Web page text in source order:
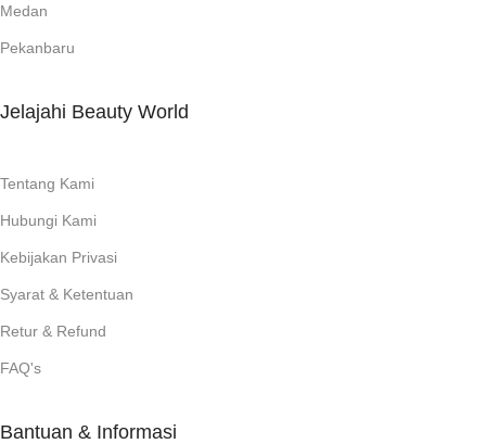
Medan
Pekanbaru
Jelajahi Beauty World
Tentang Kami
Hubungi Kami
Kebijakan Privasi
Syarat & Ketentuan
Retur & Refund
FAQ's
Bantuan & Informasi